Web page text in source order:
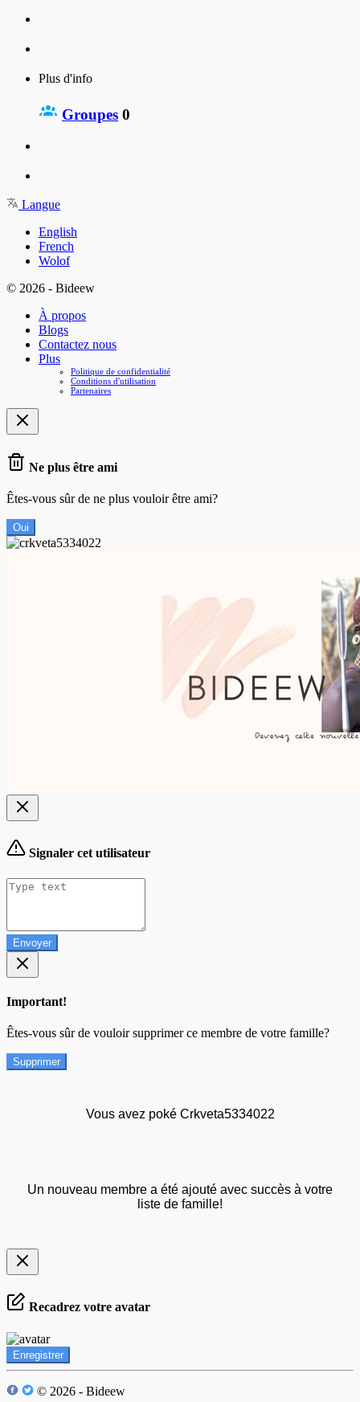
Plus d'info
Groupes 0
Langue
English
French
Wolof
© 2026 - Bideew
À propos
Blogs
Contactez nous
Plus
Politique de confidentialité
Conditions d'utilisation
Partenaires
Ne plus être ami
Êtes-vous sûr de ne plus vouloir être ami?
Oui
Signaler cet utilisateur
Envoyer
Important!
Êtes-vous sûr de vouloir supprimer ce membre de votre famille?
Supprimer
Vous avez poké Crkveta5334022
Un nouveau membre a été ajouté avec succès à votre
liste de famille!
Recadrez votre avatar
Enregistrer
© 2026 - Bideew